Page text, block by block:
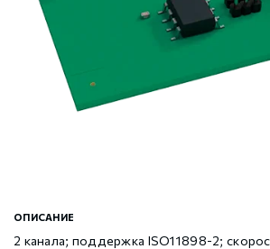
ОПИСАНИЕ
2 канала; поддержка ISO11898-2;
Стабур
Xinje XD
Xinje XP (PLC+HMI)
Беспроводное оборудование
SFP модули WoMaster
Xinje Аксессуары
Серводрайверы Xinje DL6
Серводвигатели Xinje MS6
Аксессуары Xinje
Шаговые драйверы Xinje DP3L
импульсные с разомкнутым контуром)
Шаговые драйверы Xinje DP3S (Modbus
замкнутым контуром)
управления